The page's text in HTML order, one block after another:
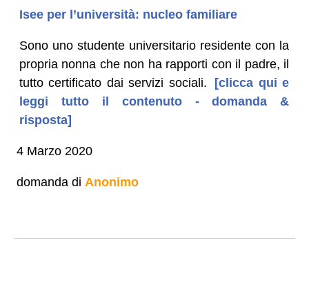
Isee per l’università: nucleo familiare
Sono uno studente universitario residente con la
propria nonna che non ha rapporti con il padre, il
tutto certificato dai servizi sociali.
[clicca qui e
leggi tutto il contenuto - domanda &
risposta]
4 Marzo 2020
domanda di Anonimo